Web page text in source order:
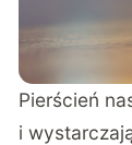
Pierścień
i